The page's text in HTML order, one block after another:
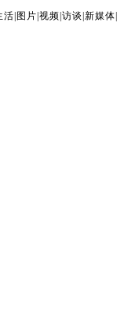
活 图片 视频 访谈 新媒体